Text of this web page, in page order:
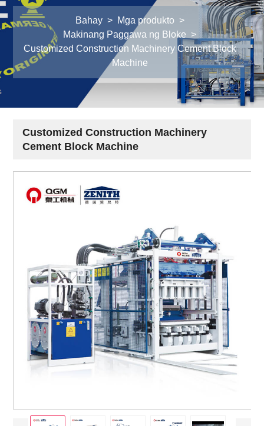
Bahay > Mga produkto >
Makinang Paggawa ng Bloke >
Customized Construction Machinery Cement Block
Machine
Customized Construction Machinery
Cement Block Machine